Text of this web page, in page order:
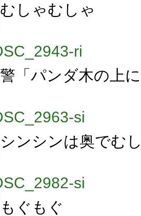
むしゃむしゃ
警「パンダ木の上
シンシンは奥でむ
もぐもぐ